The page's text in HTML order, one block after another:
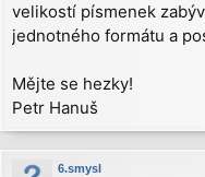
velikostí písmenek
jednotného formátu a
Mějte se hezky!
Petr Hanuš
6.smysl